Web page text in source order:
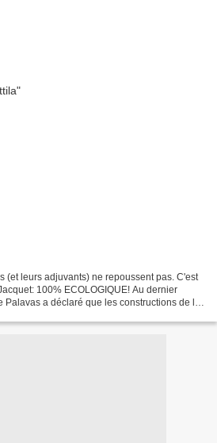
(et leurs adjuvants) ne repoussent pas. C'est
100% ECOLOGIQUE! Au dernier
a déclaré que les constructions de la